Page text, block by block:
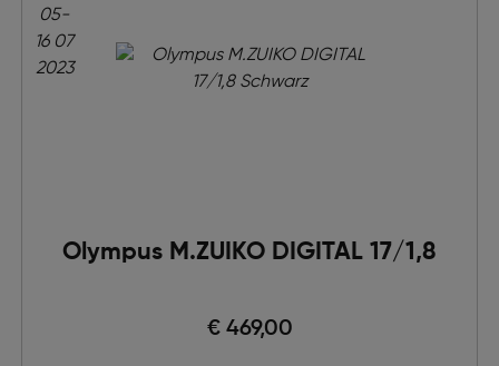
Olympus M.ZUIKO DIGITAL 17/1,8
€ 469,00